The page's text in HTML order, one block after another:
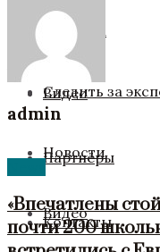
Новости
Видео
Партнёры
Контакты
Команда
Следить за
Новости
Видео
No Result
View All Result
admin
«Впечатлены
почти 200